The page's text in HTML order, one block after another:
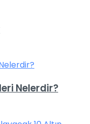
Nelerdir?